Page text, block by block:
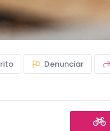
Denunciar